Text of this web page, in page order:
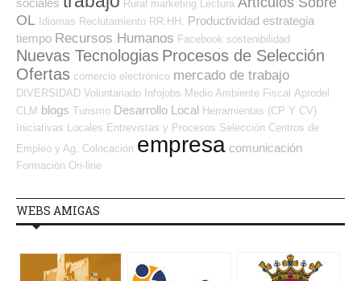
Rural marketing Lectura
OL Idiomas Reclutamiento RR.HH. Productividad estrategia
tiempo Recursos Humanos Facebook sostenibilidad
Nuevas Tecnologias Procesos de Selección
Ofertas comercio electrónico mercado de trabajo
DIVERSIDAD Voluntariado Infojobs Medio Ambiente Fiscal Aprodel
CLM blogs Turismo Desarrollo Local Herramientas (CP Y CV)
Iniciativas Locales Entrevistas y Procesos Selección Centros de
Empleo y Ag. Colocación empresa comunicación
Formación On-line
WEBS AMIGAS